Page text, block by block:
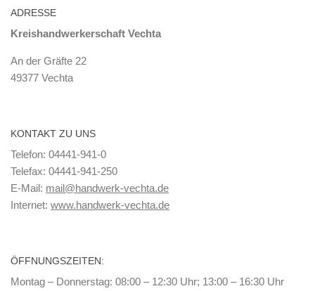
ADRESSE
Kreishandwerkerschaft Vechta
An der Gräfte 22
49377 Vechta
KONTAKT ZU UNS
Telefon: 04441-941-0
Telefax: 04441-941-250
E-Mail: mail@handwerk-vechta.de
Internet: www.handwerk-vechta.de
ÖFFNUNGSZEITEN:
Montag – Donnerstag: 08:00 – 12:30 Uhr; 13:00 – 16:30 Uhr